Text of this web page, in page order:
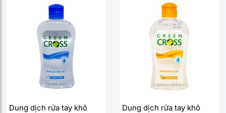
Dung dịch rửa tay khô
Dung dịch rửa tay khô